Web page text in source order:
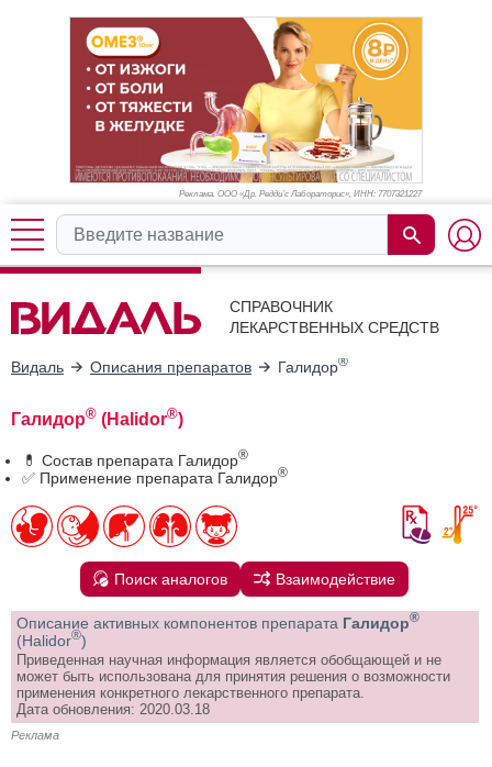
Реклама. ООО «Др. Редди’с Лабораторис», ИНН: 7707321227
СПРАВОЧНИК
ЛЕКАРСТВЕННЫХ СРЕДСТВ
Видаль Описания препаратов Галидор®
Галидор® (Halidor®)
💊 Состав препарата Галидор®
✅ Применение препарата Галидор®
Поиск аналогов Взаимодействие
Описание активных компонентов препарата Галидор®
(Halidor®)
Приведенная научная информация является обобщающей и не
может быть использована для принятия решения о возможности
применения конкретного лекарственного препарата.
Дата обновления: 2020.03.18
Реклама